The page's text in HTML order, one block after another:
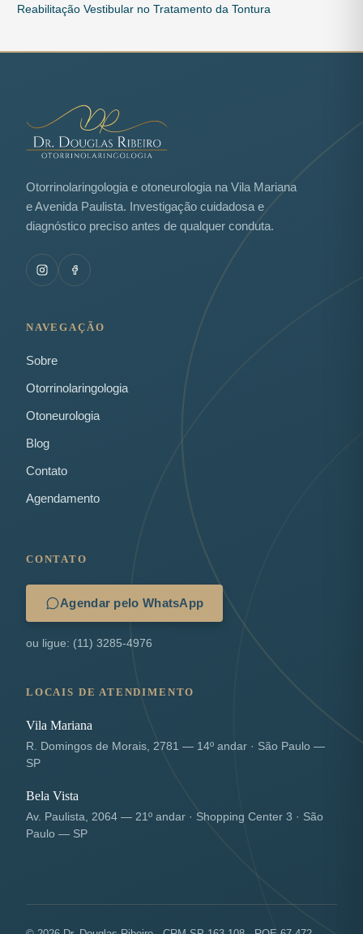
Reabilitação Vestibular no Tratamento da Tontura
Otorrinolaringologia e otoneurologia na Vila Mariana
e Avenida Paulista. Investigação cuidadosa e
diagnóstico preciso antes de qualquer conduta.
NAVEGAÇÃO
Sobre
Otorrinolaringologia
Otoneurologia
Blog
Contato
Agendamento
CONTATO
Agendar pelo WhatsApp
ou ligue: (11) 3285-4976
LOCAIS DE ATENDIMENTO
Vila Mariana
R. Domingos de Morais, 2781 — 14º andar · São Paulo —
SP
Bela Vista
Av. Paulista, 2064 — 21º andar · Shopping Center 3 · São
Paulo — SP